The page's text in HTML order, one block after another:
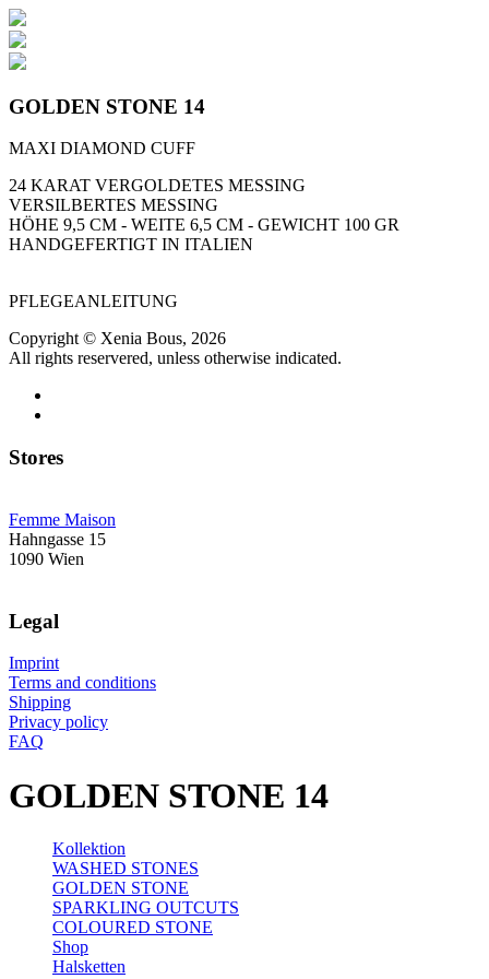
GOLDEN STONE 14
MAXI DIAMOND CUFF
24 KARAT VERGOLDETES MESSING
VERSILBERTES MESSING
HÖHE 9,5 CM - WEITE 6,5 CM - GEWICHT 100 GR
HANDGEFERTIGT IN ITALIEN
PFLEGEANLEITUNG
Copyright © Xenia Bous, 2026
All rights reservered, unless otherwise indicated.
Stores
Femme Maison
Hahngasse 15
1090 Wien
Legal
Imprint
Terms and conditions
Shipping
Privacy policy
FAQ
GOLDEN STONE 14
Kollektion
WASHED STONES
GOLDEN STONE
SPARKLING OUTCUTS
COLOURED STONE
Shop
Halsketten